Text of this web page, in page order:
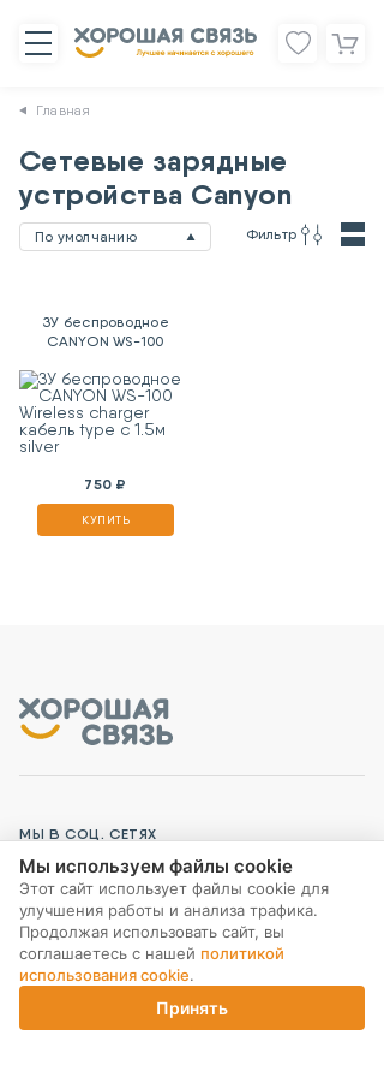
Главная
Сетевые зарядные
устройства Canyon
По умолчанию Фильтр
ЗУ беспроводное
CANYON WS-100
кабель type c 1.5м
silver
750 ₽
КУПИТЬ
Корзина
МЫ В СОЦ. СЕТЯХ
ПОДПИСКА НА РАССЫЛКУ
Мы используем файлы cookie
Этот сайт использует файлы cookie для
улучшения работы и анализа трафика.
Продолжая использовать сайт, вы
соглашаетесь с нашей политикой
использования cookie.
Принять